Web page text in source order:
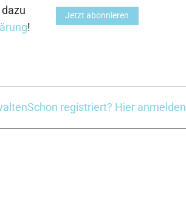
!
Jetzt abonnieren
Schon registriert? Hier anmelden